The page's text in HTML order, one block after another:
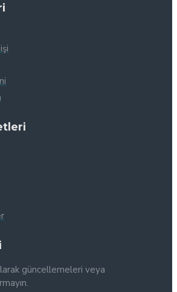
güncellemeleri veya